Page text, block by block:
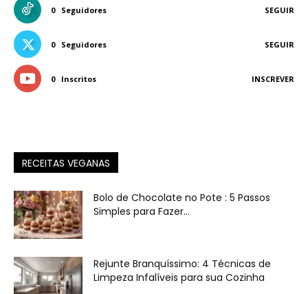
0 Seguidores SEGUIR
0 Seguidores SEGUIR
0 Inscritos INSCREVER
RECEITAS VEGANAS
Bolo de Chocolate no Pote : 5 Passos
Simples para Fazer...
Rejunte Branquíssimo: 4 Técnicas de
Limpeza Infalíveis para sua Cozinha